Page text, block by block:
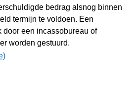
bedrag alsnog binnen
termijn te voldoen. Een
door een incassobureau of
worden gestuurd.